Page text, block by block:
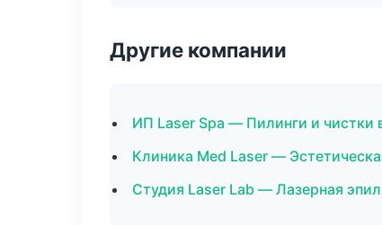
Другие компании
ИП Laser Spa — Пилинги и чистки
Клиника Med Laser —
Студия Laser Lab — Лазерная